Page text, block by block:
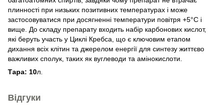
плинності при низьких позитивних температурах і може
застосовуватися при досягненні температури повітря +5°С і
вище. До складу препарату входить набір карбонових кислот,
які беруть участь у Циклі Кребса, що є ключовим етапом
дихання всіх клітин та джерелом енергії для синтезу життєво
важливих сполук, таких як вуглеводи та амінокислоти.
Тара: 10л.
Відгуки